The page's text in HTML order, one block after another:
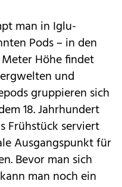
man in Iglu-
Pods – in den
Höhe findet
und
gruppieren sich
18. Jahrhundert
Frühstück serviert
Ausgangspunkt für
Bevor man sich
man noch ein